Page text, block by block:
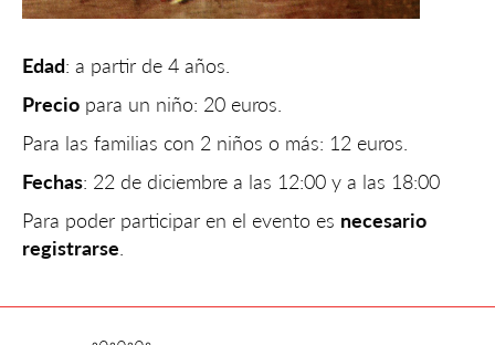
Edad: a partir de 4 años.
Precio para un niño: 20 euros.
Para las familias con 2 niños o más: 12 euros.
Fechas: 22 de diciembre a las 12:00 y a las 18:00
Para poder participar en el evento es necesario
registrarse